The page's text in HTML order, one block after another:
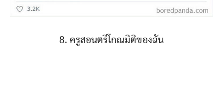
8. ครูสอนตรีโกณมิติของฉัน